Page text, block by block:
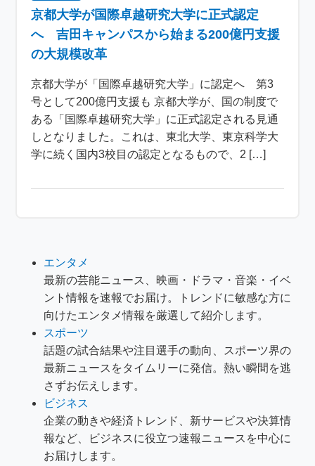
京都大学が国際卓越研究大学に正式認定
へ 吉田キャンパスから始まる200億円支援
の大規模改革
京都大学が「国際卓越研究大学」に認定へ 第3
号として200億円支援も 京都大学が、国の制度で
ある「国際卓越研究大学」に正式認定される見通
しとなりました。これは、東北大学、東京科学大
学に続く国内3校目の認定となるもので、2 […]
エンタメ
最新の芸能ニュース、映画・ドラマ・音楽・イベ
ント情報を速報でお届け。トレンドに敏感な方に
向けたエンタメ情報を厳選して紹介します。
スポーツ
話題の試合結果や注目選手の動向、スポーツ界の
最新ニュースをタイムリーに発信。熱い瞬間を逃
さずお伝えします。
ビジネス
企業の動きや経済トレンド、新サービスや決算情
報など、ビジネスに役立つ速報ニュースを中心に
お届けします。